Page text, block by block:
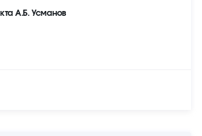
А.Б. Усманов